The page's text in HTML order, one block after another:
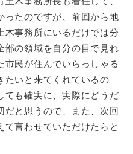
ったのですが、前回から地
木事務所にいるだけでは分
部の領域を自分の目で見れ
市民が住んでいらっしゃる
たいと来てくれているの
ても確実に、実際にどうだ
だと思うので、また、次回
言わせていただけたらと